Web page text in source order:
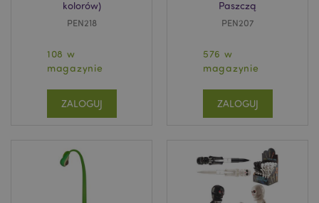
kolorów)
PEN218
108 w
magazynie
ZALOGUJ
Paszczą
PEN207
576 w
magazynie
ZALOGUJ